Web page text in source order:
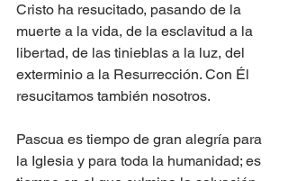
Cristo ha resucitado, pasando de la
muerte a la vida, de la esclavitud a la
libertad, de las tinieblas a la luz, del
exterminio a la Resurrección. Con Él
resucitamos también nosotros.
Pascua es tiempo de gran alegría para
la Iglesia y para toda la humanidad; es